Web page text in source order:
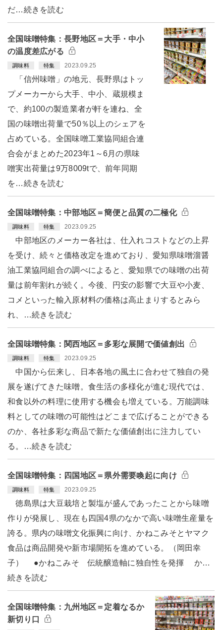
だ…続きを読む
全国味噌特集：長野地区＝大手・中小
の温度差広がる
調味料 特集 2023.09.25
「信州味噌」の地元、長野県はトッ
プメーカーから大手、中小、蔵規模ま
で、約100の製造業者が軒を連ね、全
国の味噌出荷量で50％以上のシェアを
占めている。全国味噌工業協同組合連
合会がまとめた2023年1～6月の県味
噌実出荷量は9万8009tで、前年同期
を…続きを読む
全国味噌特集：中部地区＝簡便と品質の二極化
調味料 特集 2023.09.25
中部地区のメーカー各社は、仕入れコストなどの上昇
を受け、続々と価格改定を進めており、愛知県味噌溜醤
油工業協同組合の調べによると、愛知県での味噌の出荷
量は前年割れが続く。今後、円安の影響で大豆や小麦、
コメといった輸入原材料の価格は高止まりするとみら
れ、…続きを読む
全国味噌特集：関西地区＝多彩な展開で価値創出
調味料 特集 2023.09.25
中国から伝来し、日本各地の風土に合わせて独自の発
展を遂げてきた味噌。食生活の多様化が進む現代では、
和食以外の料理に使用する機会も増えている。万能調味
料としての味噌の可能性はどこまで広げることができる
のか、各社多彩な商品で新たな価値創出に注力してい
る。…続きを読む
全国味噌特集：四国地区＝県外需要喚起に向け
調味料 特集 2023.09.25
徳島県は大豆栽培と製塩が盛んであったことから味噌
作りが発展し、現在も四国4県のなかで高い味噌生産量を
誇る。県内の味噌文化振興に向け、かねこみそとヤマク
食品は商品開発や新市場開拓を進めている。（岡田幸
子） ●かねこみそ 伝統醸造軸に独自性を発揮 か…
続きを読む
全国味噌特集：九州地区＝定着なるか
新切り口